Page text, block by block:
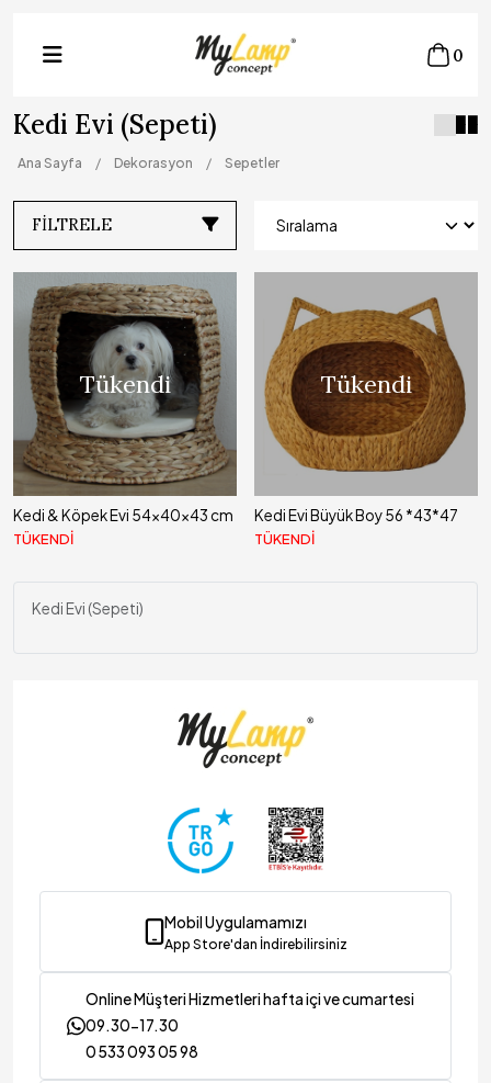
0
Kedi Evi (Sepeti)
Ana Sayfa Dekorasyon Sepetler
FILTRELE
Tükendi
Kedi & Köpek Evi 54x40x43 cm
TÜKENDİ
Tükendi
Kedi Evi Büyük Boy 56 *43*47
TÜKENDİ
Kedi Evi (Sepeti)
Mobil Uygulamamızı
App Store'dan İndirebilirsiniz
Online Müşteri Hizmetleri hafta içi ve cumartesi
09.30-17.30
0 533 093 05 98